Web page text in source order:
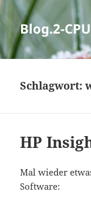
Blog.2-
Schlagwort:
HP
Mal wieder
Software: